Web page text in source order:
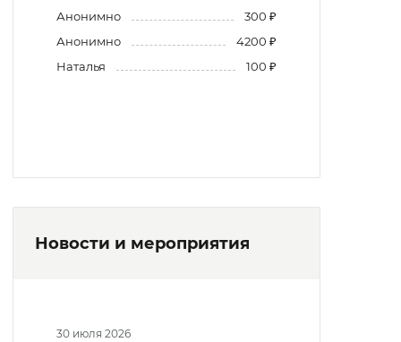
Анонимно
300 ₽
Анонимно
4200 ₽
Наталья
100 ₽
Новости и мероприятия
30 июля 2026